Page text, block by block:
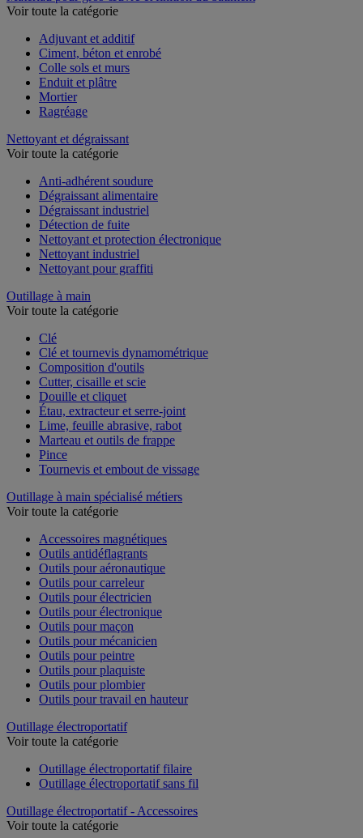
Voir toute la catégorie
Adjuvant et additif
Ciment, béton et enrobé
Colle sols et murs
Enduit et plâtre
Mortier
Ragréage
Nettoyant et dégraissant
Voir toute la catégorie
Anti-adhérent soudure
Dégraissant alimentaire
Dégraissant industriel
Détection de fuite
Nettoyant et protection électronique
Nettoyant industriel
Nettoyant pour graffiti
Outillage à main
Voir toute la catégorie
Clé
Clé et tournevis dynamométrique
Composition d'outils
Cutter, cisaille et scie
Douille et cliquet
Étau, extracteur et serre-joint
Lime, feuille abrasive, rabot
Marteau et outils de frappe
Pince
Tournevis et embout de vissage
Outillage à main spécialisé métiers
Voir toute la catégorie
Accessoires magnétiques
Outils antidéflagrants
Outils pour aéronautique
Outils pour carreleur
Outils pour électricien
Outils pour électronique
Outils pour maçon
Outils pour mécanicien
Outils pour peintre
Outils pour plaquiste
Outils pour plombier
Outils pour travail en hauteur
Outillage électroportatif
Voir toute la catégorie
Outillage électroportatif filaire
Outillage électroportatif sans fil
Outillage électroportatif - Accessoires
Voir toute la catégorie